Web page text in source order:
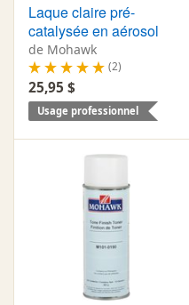
Laque claire pré-
catalysée en aérosol
de Mohawk
(2)
25,95 $
Usage professionnel